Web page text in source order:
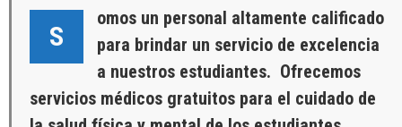
S
omos un personal altamente calificado
para brindar un servicio de excelencia
a nuestros estudiantes. Ofrecemos
servicios médicos gratuitos para el cuidado de